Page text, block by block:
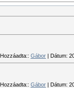
Hozzáadta:: Gábor | Dátum:
Hozzáadta:: Gábor | Dátum: